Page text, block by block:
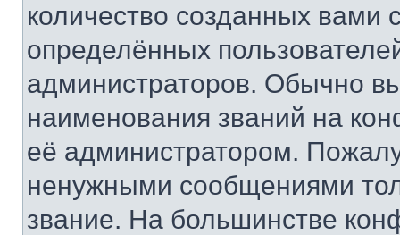
количество созданных
определённых
администраторов. Обычно
наименования званий на
её администратором.
ненужными сообщениями
звание. На большинстве